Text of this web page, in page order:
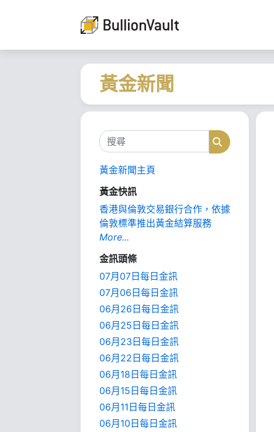
黃金新聞
搜尋 搜尋
黃金新聞主頁
黃金快訊
香港與倫敦交易銀行合作，依據
倫敦標準推出黃金結算服務
More...
金訊頭條
07月07日每日金訊
07月06日每日金訊
06月26日每日金訊
06月25日每日金訊
06月23日每日金訊
06月22日每日金訊
06月18日每日金訊
06月15日每日金訊
06月11日每日金訊
06月10日每日金訊